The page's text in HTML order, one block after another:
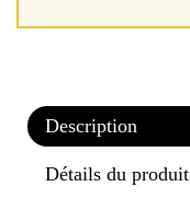
Description
Détails du produit